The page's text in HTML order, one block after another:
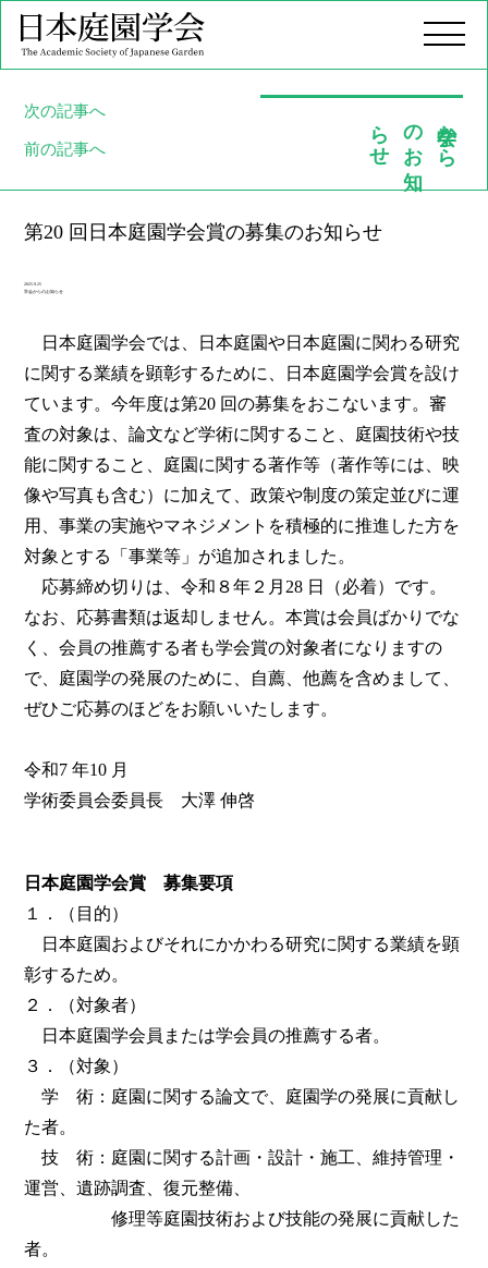
当学会について
お知らせ
お問い合わせ
学会か
ら
の
お
知
ら
せ
次の記事へ
前の記事へ
第20 回日本庭園学会賞の募集のお知らせ
2025.9.25
学会からのお知らせ
日本庭園学会では、日本庭園や日本庭園に関わる研究
に関する業績を顕彰するために、日本庭園学会賞を設け
ています。今年度は第20 回の募集をおこないます。審
査の対象は、論文など学術に関すること、庭園技術や技
能に関すること、庭園に関する著作等（著作等には、映
像や写真も含む）に加えて、政策や制度の策定並びに運
用、事業の実施やマネジメントを積極的に推進した方を
対象とする「事業等」が追加されました。
応募締め切りは、令和８年２月28 日（必着）です。
なお、応募書類は返却しません。本賞は会員ばかりでな
く、会員の推薦する者も学会賞の対象者になりますの
で、庭園学の発展のために、自薦、他薦を含めまして、
ぜひご応募のほどをお願いいたします。
令和7 年10 月
学術委員会委員長 大澤 伸啓
日本庭園学会賞 募集要項
１．（目的）
日本庭園およびそれにかかわる研究に関する業績を顕
彰するため。
２．（対象者）
日本庭園学会員または学会員の推薦する者。
３．（対象）
学 術：庭園に関する論文で、庭園学の発展に貢献し
た者。
技 術：庭園に関する計画・設計・施工、維持管理・
運営、遺跡調査、復元整備、
修理等庭園技術および技能の発展に貢献した
者。